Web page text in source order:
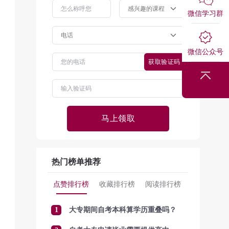
获取验证码
马上领取
热门榜单推荐
点赞排行榜 收藏排行榜 阅读排行榜
1 大专期间自考本科算学历重叠吗？
微信学习群
微信公众号